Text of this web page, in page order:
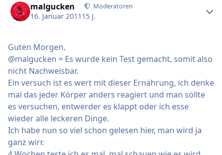
malgucken Moderatoren
16. Januar 2011 15 J.
Guten Morgen,
@malgucken = Es wurde kein Test gemacht, somit also
nicht Nachweisbar.
Ein versuch ist es wert mit dieser Ernährung, ich denke
mal das jeder Körper anders reagiert und man söllte
es versuchen, entwerder es klappt oder ich esse
wieder alle leckeren Dinge.
Ich habe nun so viel schon gelesen hier, man wird ja
ganz wirr.